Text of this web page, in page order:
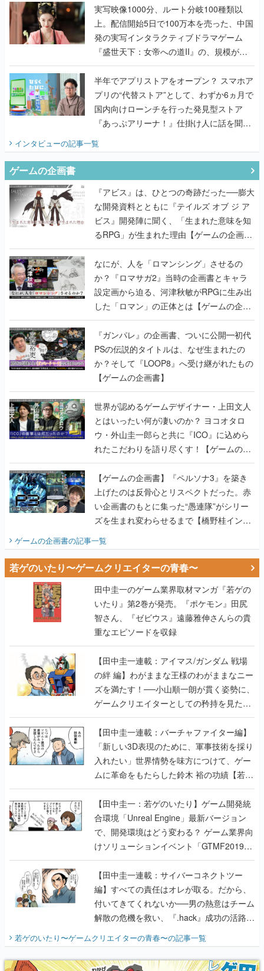
んだレジェンド2人に訊く開発秘話
実写映像1000分、ルート分岐100種類以
上。配信開始5日で100万本を売った、中国
発の実写インタラクティブドラマゲーム
『盛世天下：女帝への道II』の、規模が違
うこだわりをプロデューサーに聞いた
半年でアプリストアをオープン？ スマホア
プリの“代替ストア”として、わずか6ヵ月で
国内向けローンチを行った発見型ストア
『あっぷアリーナ！』仕掛け人に話を聞い
てみた
インタビューの記事一覧
ゲームの企画書
『アビス』は、ひとつの奇跡だった──膨大
な開発資料とともに『テイルズ オブ ジ ア
ビス』開発陣に聞く、「生まれた意味を知
るRPG」が生まれた理由【ゲームの企画
書】
なにが、人を「ロマンシング」させるの
か？『ロマサガ2』当時の企画書とキャラ
設定画から迫る、河津秋敏がRPGに生み出
した「ロマン」の正体とは【ゲームの企画
書】
『ガンパレ』の企画書、ついに公開━初代
PSの伝説的タイトルは、なぜ生まれたの
か？そして『LOOP8』へ受け継がれたもの
【ゲームの企画書】
世界が認めるゲームデザイナー・上田文人
とはいったい何が凄いのか？ ヨコオタロ
ウ・外山圭一郎らと共に『ICO』に込めら
れたこだわりを語り尽くす！【ゲームの企
画書】
【ゲームの企画書】『ペルソナ3』を築き
上げたのは反骨心とリスペクトだった。赤
い企画書のもとに集った“愚連隊”がシリー
ズを生まれ変わらせるまで【橋野桂インタ
ビュー】
ゲームの企画書の記事一覧
若ゲのいたり〜ゲームクリエイターの青春〜
田中圭一のゲーム業界取材マンガ『若ゲの
いたり』第2巻が発売。『ポケモン』田尻
智さん、『ゼビウス』遠藤雅伸さんらの貴
重なエピソードを収録
【田中圭一連載：アイマス/ガンダム 戦場
の絆 編】わがままな王様のわがままなニー
ズを満たす！──小山順一朗が貫く姿勢に、
ゲームクリエイターとしての矜持を見た
【若ゲのいたり最終回】
【田中圭一連載：バーチャファイター編】
「新しい3D表現のために、軍事技術を採り
入れたい」世界情勢を味方につけて、ゲー
ムに革命をもたらした鈴木 裕の功績【若ゲ
のいたり】
【田中圭一：若ゲのいたり】ゲーム開発統
合環境「Unreal Engine」最新バージョン
で、開発環境はどう変わる？ ゲーム業界向
けソリューションイベント「GTMF2019」
に行って、より理解を深めよう【PR】
【田中圭一連載：サイバーコネクトツー
編】すべての責任はオレが取る。だから、
付いてきてくれないか──男の熱意はチーム
解散の危機を救い、『.hack』成功の活路を
開く。業界の快男児・松山 洋に流れる血は
『少年ジャンプ』色だった【若ゲのいた
り】
若ゲのいたり〜ゲームクリエイターの青春〜の記事一覧